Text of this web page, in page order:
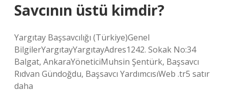
Savcının üstü kimdir?
Yargıtay Başsavcılığı (Türkiye)Genel
BilgilerYargıtayYargıtayAdres1242. Sokak No:34
Balgat, AnkaraYöneticiMuhsin Şentürk, Başsavcı
Rıdvan Gündoğdu, Başsavcı YardımcısıWeb .tr5 satır
daha